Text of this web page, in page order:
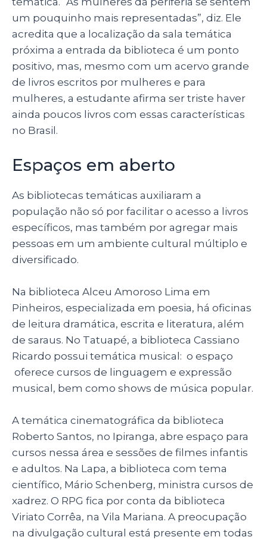
um pouquinho mais representadas”, diz. Ele
acredita que a localização da sala temática
próxima a entrada da biblioteca é um ponto
positivo, mas, mesmo com um acervo grande
de livros escritos por mulheres e para
mulheres, a estudante afirma ser triste haver
ainda poucos livros com essas características
no Brasil.
Espaços em aberto
As bibliotecas temáticas auxiliaram a
população não só por facilitar o acesso a livros
específicos, mas também por agregar mais
pessoas em um ambiente cultural múltiplo e
diversificado.
Na biblioteca Alceu Amoroso Lima em
Pinheiros, especializada em poesia, há oficinas
de leitura dramática, escrita e literatura, além
de saraus. No Tatuapé, a biblioteca Cassiano
Ricardo possui temática musical: o espaço
oferece cursos de linguagem e expressão
musical, bem como shows de música popular.
A temática cinematográfica da biblioteca
Roberto Santos, no Ipiranga, abre espaço para
cursos nessa área e sessões de filmes infantis
e adultos. Na Lapa, a biblioteca com tema
científico, Mário Schenberg, ministra cursos de
xadrez. O RPG fica por conta da biblioteca
Viriato Corrêa, na Vila Mariana. A preocupação
na divulgação cultural está presente em todas